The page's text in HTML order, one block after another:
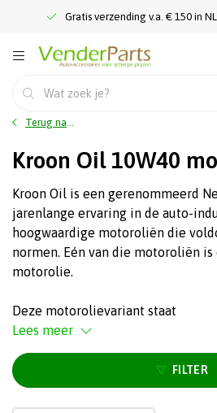
Gratis verzending v.a. € 150 in
Terug naar home
Kroon Oil 10W40
Kroon Oil is een gerenommeerd
jarenlange ervaring in de auto-
hoogwaardige motoroliën die
normen. Eén van die motoroliën is
motorolie.
Deze motorolievariant staat
Lees meer
FILTER